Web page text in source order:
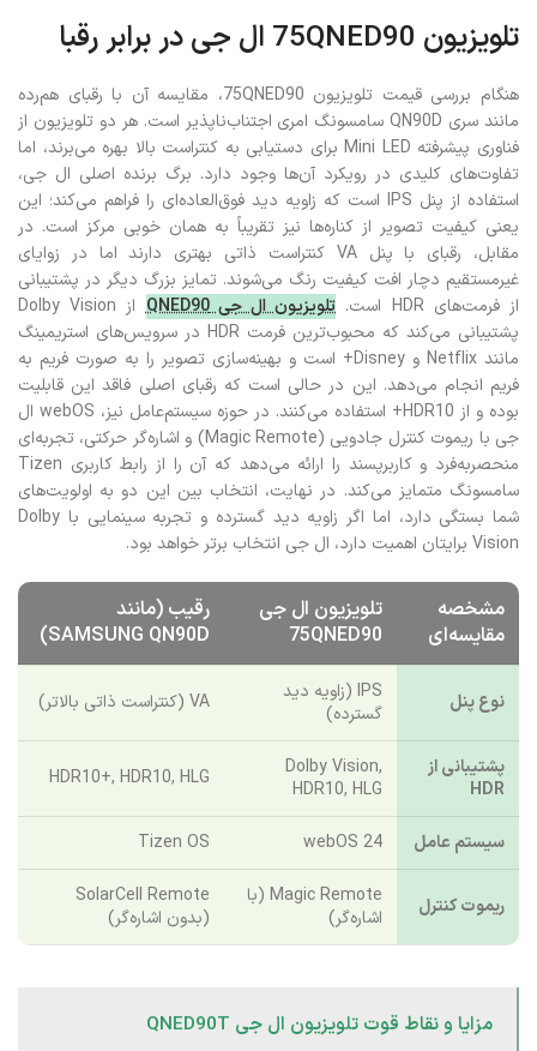
تلویزیون 75QNED90 ال جی در برابر رقبا
هنگام بررسی قیمت تلویزیون 75QNED90، مقایسه آن با رقبای هم‌رده
مانند سری QN90D سامسونگ امری اجتناب‌ناپذیر است. هر دو تلویزیون از
فناوری پیشرفته Mini LED برای دستیابی به کنتراست بالا بهره می‌برند، اما
تفاوت‌های کلیدی در رویکرد آن‌ها وجود دارد. برگ برنده اصلی ال جی،
استفاده از پنل IPS است که زاویه دید فوق‌العاده‌ای را فراهم می‌کند؛ این
یعنی کیفیت تصویر از کناره‌ها نیز تقریباً به همان خوبی مرکز است. در
مقابل، رقبای با پنل VA کنتراست ذاتی بهتری دارند اما در زوایای
غیرمستقیم دچار افت کیفیت رنگ می‌شوند. تمایز بزرگ دیگر در پشتیبانی
از فرمت‌های HDR است.
تلویزیون ال جی QNED90
از Dolby Vision
پشتیبانی می‌کند که محبوب‌ترین فرمت HDR در سرویس‌های استریمینگ
مانند Netflix و Disney+ است و بهینه‌سازی تصویر را به صورت فریم به
فریم انجام می‌دهد. این در حالی است که رقبای اصلی فاقد این قابلیت
بوده و از HDR10+ استفاده می‌کنند. در حوزه سیستم‌عامل نیز، webOS ال
جی با ریموت کنترل جادویی (Magic Remote) و اشاره‌گر حرکتی، تجربه‌ای
منحصربه‌فرد و کاربرپسند را ارائه می‌دهد که آن را از رابط کاربری Tizen
سامسونگ متمایز می‌کند. در نهایت، انتخاب بین این دو به اولویت‌های
شما بستگی دارد، اما اگر زاویه دید گسترده و تجربه سینمایی با Dolby
Vision برایتان اهمیت دارد، ال جی انتخاب برتر خواهد بود.
مشخصه
مقایسه‌ای
تلویزیون ال جی
75QNED90
رقیب (مانند
SAMSUNG QN90D)
نوع پنل
IPS (زاویه دید
گسترده)
VA (کنتراست ذاتی بالاتر)
پشتیبانی از
HDR
Dolby Vision,
HDR10, HLG
HDR10+, HDR10, HLG
سیستم عامل webOS 24
Tizen OS
ریموت کنترل
Magic Remote (با
اشاره‌گر)
SolarCell Remote
(بدون اشاره‌گر)
مزایا و نقاط قوت تلویزیون ال جی QNED90T